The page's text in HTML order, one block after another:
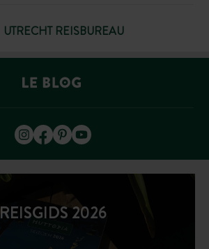
UTRECHT REISBUREAU
REISGIDS 2026